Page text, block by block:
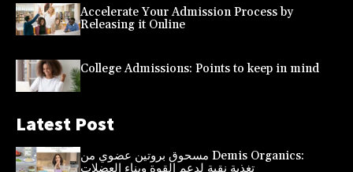
Accelerate Your Admission Process by
Releasing it Online
College Admissions: Points to keep in mind
Latest Post
مسحوق بروتين عضوي من Demis Organics:
تغذية نقية لدعم القوة وبناء العضلات